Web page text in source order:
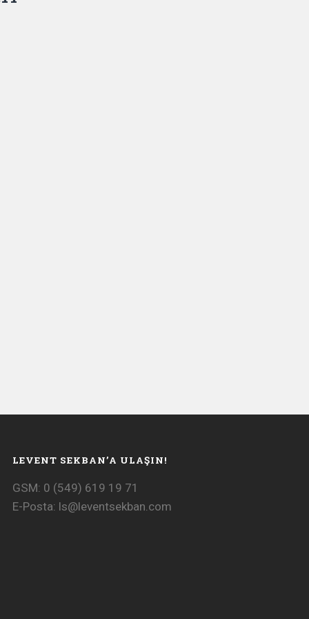
LEVENT SEKBAN’A ULAŞIN!
GSM: 0 (549) 619 19 71
E-Posta: ls@leventsekban.com